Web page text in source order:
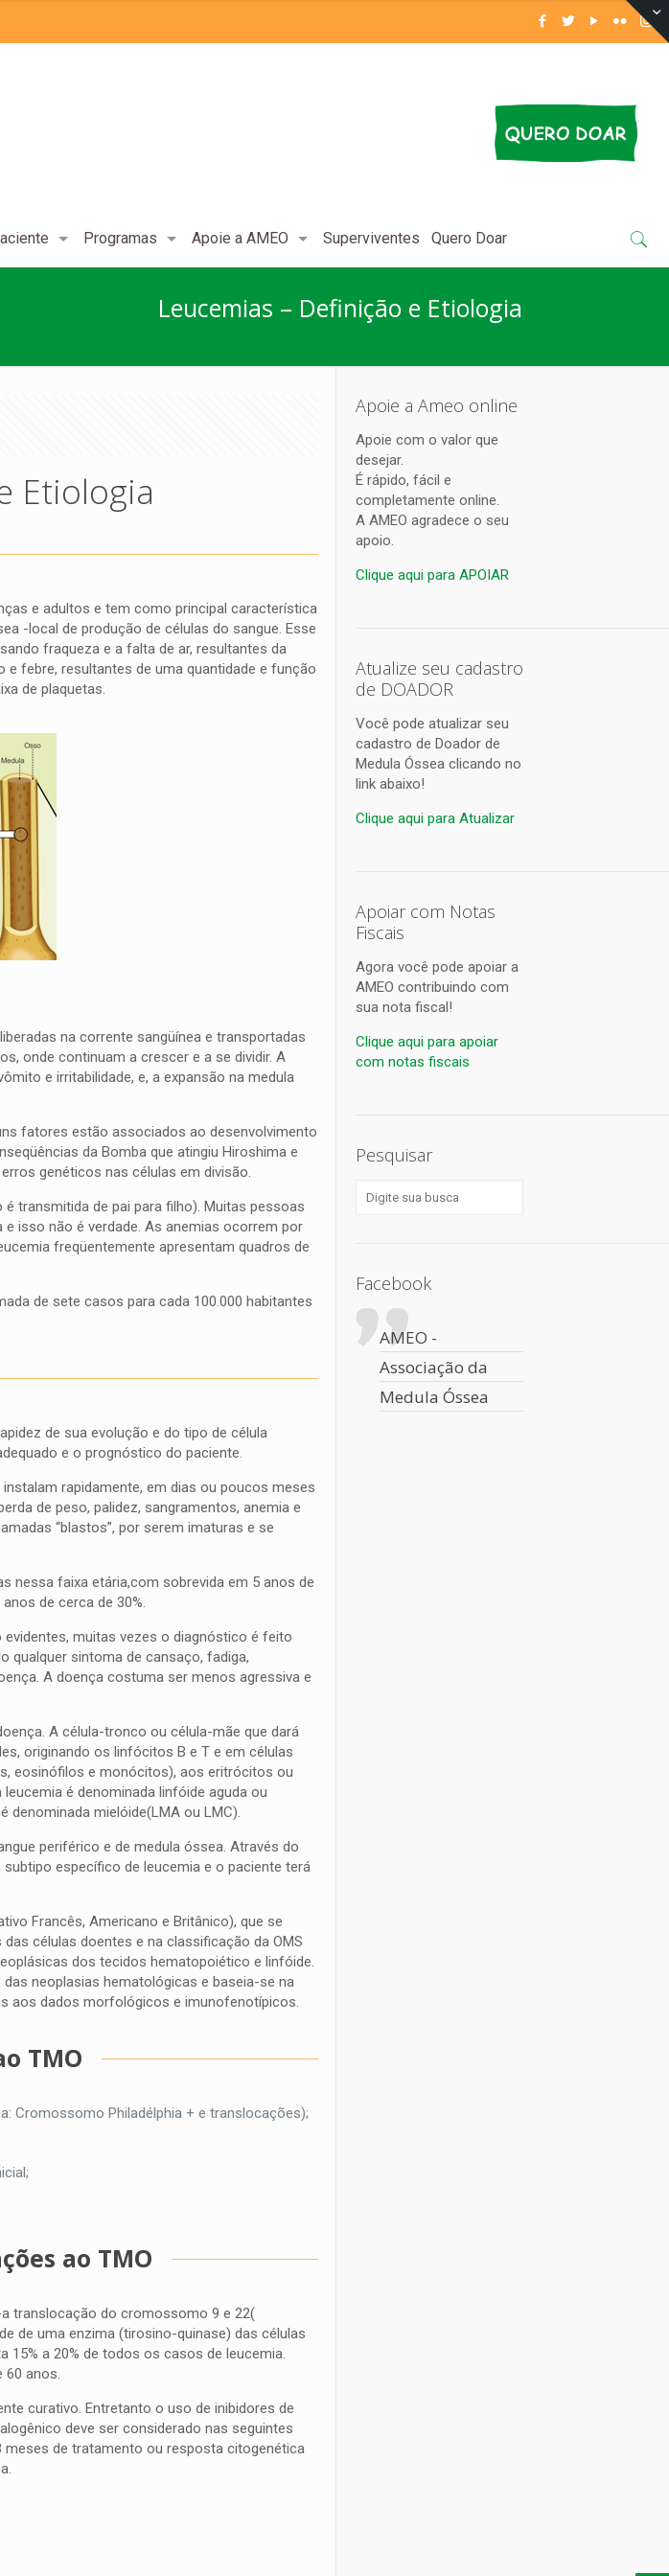
Programas Apoie a AMEO Superviventes Quero Doar
Leucemias – Definição e Etiologia
Etiologia
e adultos e tem como principal característica
-local de produção de células do sangue. Esse
fraqueza e a falta de ar, resultantes da
febre, resultantes de uma quantidade e função
de plaquetas.
na corrente sangüínea e transportadas
onde continuam a crescer e a se dividir. A
e irritabilidade, e, a expansão na medula
fatores estão associados ao desenvolvimento
da Bomba que atingiu Hiroshima e
genéticos nas células em divisão.
transmitida de pai para filho). Muitas pessoas
isso não é verdade. As anemias ocorrem por
freqüentemente apresentam quadros de
de sete casos para cada 100.000 habitantes
de sua evolução e do tipo de célula
e o prognóstico do paciente.
rapidamente, em dias ou poucos meses
de peso, palidez, sangramentos, anemia e
“blastos”, por serem imaturas e se
nessa faixa etária,com sobrevida em 5 anos de
de cerca de 30%.
muitas vezes o diagnóstico é feito
qualquer sintoma de cansaço, fadiga,
A doença costuma ser menos agressiva e
A célula-tronco ou célula-mãe que dará
originando os linfócitos B e T e em células
eosinófilos e monócitos), aos eritrócitos ou
é denominada linfóide aguda ou
denominada mielóide(LMA ou LMC).
periférico e de medula óssea. Através do
específico de leucemia e o paciente terá
Francês, Americano e Britânico), que se
células doentes e na classificação da OMS
dos tecidos hematopoiético e linfóide.
neoplasias hematológicas e baseia-se na
aos dados morfológicos e imunofenotípicos.
TMO
Cromossomo Philadélphia + e translocações);
ao TMO
translocação do cromossomo 9 e 22(
de uma enzima (tirosino-quinase) das células
15% a 20% de todos os casos de leucemia.
60 anos.
curativo. Entretanto o uso de inibidores de
deve ser considerado nas seguintes
de tratamento ou resposta citogenética
Apoie a Ameo online
Apoie com o valor que
desejar.
É rápido, fácil e
completamente online.
A AMEO agradece o seu
apoio.
Clique aqui para APOIAR
Atualize seu cadastro
de DOADOR
Você pode atualizar seu
cadastro de Doador de
Medula Óssea clicando no
link abaixo!
Clique aqui para Atualizar
Apoiar com Notas
Fiscais
Agora você pode apoiar a
AMEO contribuindo com
sua nota fiscal!
Clique aqui para apoiar
com notas fiscais
Pesquisar
Facebook
AMEO -
Associação da
Medula Óssea